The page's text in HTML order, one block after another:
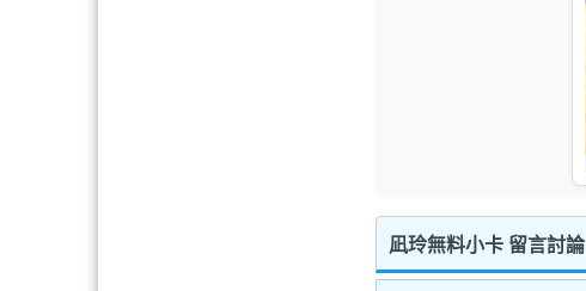
凪玲無料小卡 留言討論